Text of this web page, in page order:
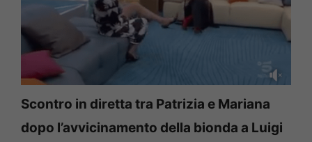
Scontro in diretta tra Patrizia e Mariana
dopo l’avvicinamento della bionda a Luigi